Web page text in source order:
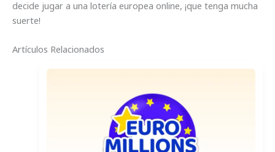
decide jugar a una lotería europea online, ¡que tenga mucha
suerte!
Artículos Relacionados